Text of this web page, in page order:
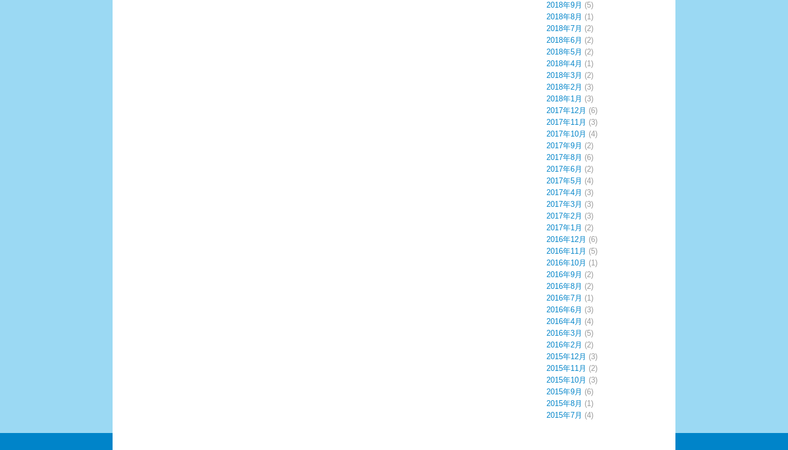
2018年9月 (5)
2018年8月 (1)
2018年7月 (2)
2018年6月 (2)
2018年5月 (2)
2018年4月 (1)
2018年3月 (2)
2018年2月 (3)
2018年1月 (3)
2017年12月 (6)
2017年11月 (3)
2017年10月 (4)
2017年9月 (2)
2017年8月 (6)
2017年6月 (2)
2017年5月 (4)
2017年4月 (3)
2017年3月 (3)
2017年2月 (3)
2017年1月 (2)
2016年12月 (6)
2016年11月 (5)
2016年10月 (1)
2016年9月 (2)
2016年8月 (2)
2016年7月 (1)
2016年6月 (3)
2016年4月 (4)
2016年3月 (5)
2016年2月 (2)
2015年12月 (3)
2015年11月 (2)
2015年10月 (3)
2015年9月 (6)
2015年8月 (1)
2015年7月 (4)